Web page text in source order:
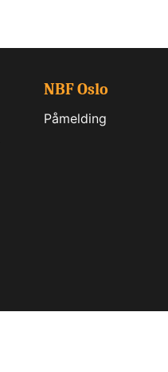
NBF Oslo
Påmelding